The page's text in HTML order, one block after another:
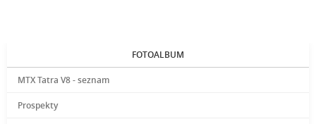
FOTOALBUM
MTX Tatra V8 - seznam
Prospekty